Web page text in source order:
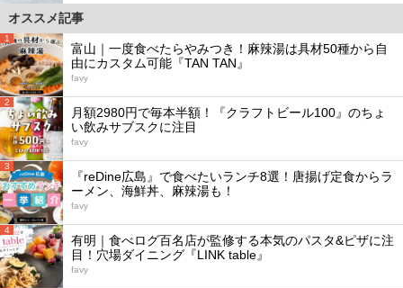
オススメ記事
1
富山｜一度食べたらやみつき！麻辣湯は具材50種から自
由にカスタム可能『TAN TAN』
favy
2
月額2980円で毎本半額！『クラフトビール100』のちょ
い飲みサブスクに注目
favy
3
『reDine広島』で食べたいランチ8選！唐揚げ定食からラ
ーメン、海鮮丼、麻辣湯も！
favy
4
有明｜食べログ百名店が監修する本気のパスタ&ピザに注
目！穴場ダイニング『LINK table』
favy